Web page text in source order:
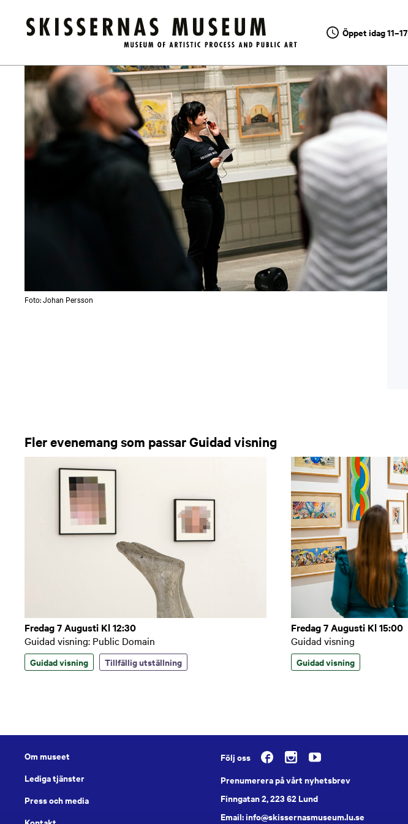
Öppet idag 11–17
Kalender / Guidad visning
Foto: Johan Persson
Fler evenemang som passar Guidad visning
Fredag 7 Augusti Kl 12:30
Guidad visning: Public Domain
Guidad visning Tillfällig utställning
Fredag 7 Augusti Kl 15:00
Guidad visning
Guidad visning
Om museet
Lediga tjänster
Press och media
Följ oss
Prenumerera på vårt nyhetsbrev
Finngatan 2, 223 62 Lund
Email: info@skissernasmuseum.lu.se